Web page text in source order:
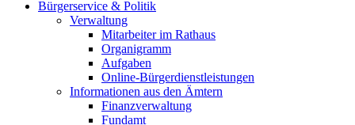
Bürgerservice & Politik
Verwaltung
Mitarbeiter im Rathaus
Organigramm
Aufgaben
Online-Bürgerdienstleistungen
Informationen aus den Ämtern
Finanzverwaltung
Fundamt